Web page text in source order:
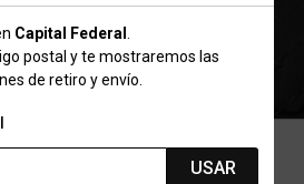
Capital Federal
postal y te mostraremos las
de retiro y envío.
USAR